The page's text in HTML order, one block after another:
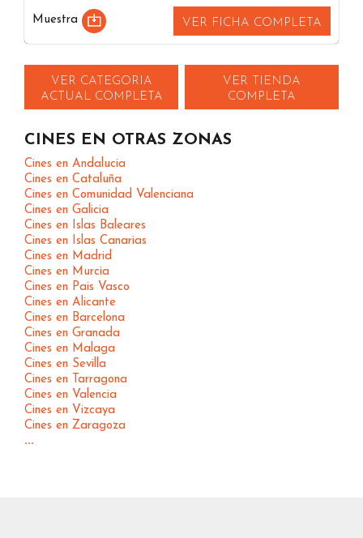
Muestra VER FICHA COMPLETA
VER CATEGORIA
ACTUAL COMPLETA
VER TIENDA
COMPLETA
CINES EN OTRAS ZONAS
Cines en Andalucia
Cines en Cataluña
Cines en Comunidad Valenciana
Cines en Galicia
Cines en Islas Baleares
Cines en Islas Canarias
Cines en Madrid
Cines en Murcia
Cines en Pais Vasco
Cines en Alicante
Cines en Barcelona
Cines en Granada
Cines en Malaga
Cines en Sevilla
Cines en Tarragona
Cines en Valencia
Cines en Vizcaya
Cines en Zaragoza
...